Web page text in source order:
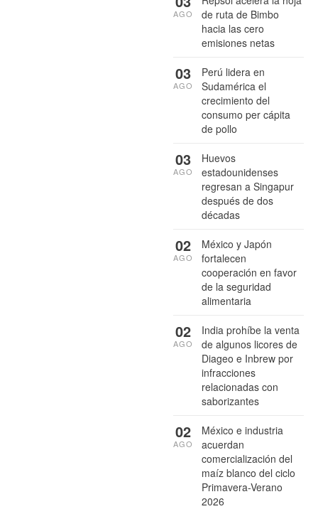
de ruta de Bimbo
hacia las cero
emisiones netas
AGO
Perú lidera en
Sudamérica el
crecimiento del
consumo per cápita
de pollo
03
AGO
Huevos
estadounidenses
regresan a Singapur
después de dos
décadas
03
AGO
México y Japón
fortalecen
cooperación en favor
de la seguridad
alimentaria
02
AGO
India prohíbe la venta
de algunos licores de
Diageo e Inbrew por
infracciones
relacionadas con
saborizantes
02
AGO
México e industria
acuerdan
comercialización del
maíz blanco del ciclo
Primavera-Verano
2026
02
AGO